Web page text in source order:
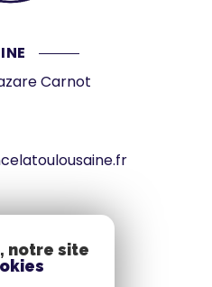
Carnot
notre site